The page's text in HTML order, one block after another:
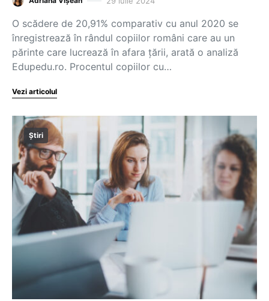
O scădere de 20,91% comparativ cu anul 2020 se
înregistrează în rândul copiilor români care au un
părinte care lucrează în afara țării, arată o analiză
Edupedu.ro. Procentul copiilor cu…
Vezi articolul
Știri